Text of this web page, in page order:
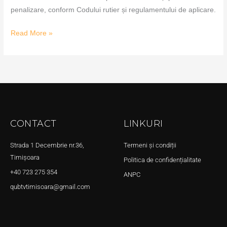
penalizare, conform Codului rutier și regulamentului de aplicare.
Read More »
CONTACT
Strada 1 Decembrie nr.36,
Timișoara
+40 723 275 354
qubtvtimisoara@gmail.com
LINKURI
Termeni și condiții
Politica de confidențialitate
ANPC